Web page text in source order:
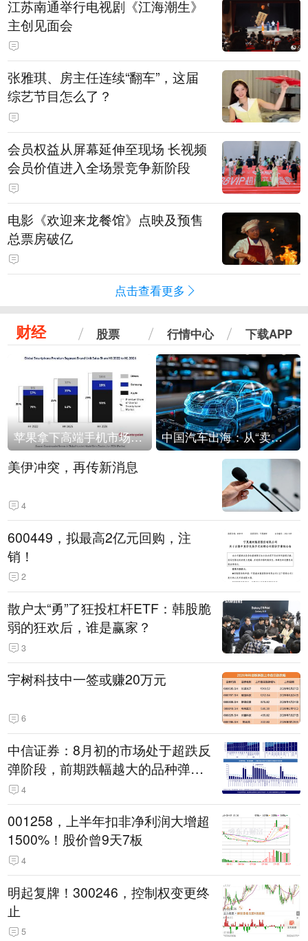
江苏南通举行电视剧《江海潮生》
主创见面会
张雅琪、房主任连续“翻车”，这届
综艺节目怎么了？
会员权益从屏幕延伸至现场 长视频
会员价值进入全场景竞争新阶段
电影《欢迎来龙餐馆》点映及预售
总票房破亿
点击查看更多
财经 股票 行情中心 下载APP
苹果拿下高端手机市场65%的份额：iPhone 17系列功不可没 中国汽车出海：从“卖出去”到“走进去”
美伊冲突，再传新消息
4
600449，拟最高2亿元回购，注
销！
2
散户太“勇”了狂投杠杆ETF：韩股脆
弱的狂欢后，谁是赢家？
3
宇树科技中一签或赚20万元
6
中信证券：8月初的市场处于超跌反
弹阶段，前期跌幅越大的品种弹性
越大
4
001258，上半年扣非净利润大增超
1500%！股价曾9天7板
4
明起复牌！300246，控制权变更终
止
5